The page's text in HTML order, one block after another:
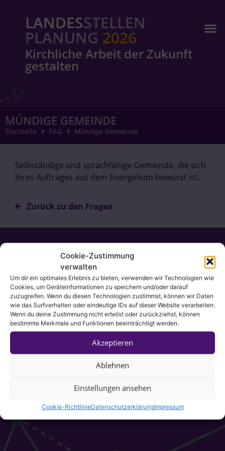
Cookie-Zustimmung
verwalten
Um dir ein optimales Erlebnis zu bieten, verwenden wir Technologien wie
Cookies, um Geräteinformationen zu speichern und/oder darauf
zuzugreifen. Wenn du diesen Technologien zustimmst, können wir Daten
wie das Surfverhalten oder eindeutige IDs auf dieser Website verarbeiten.
Wenn du deine Zustimmung nicht erteilst oder zurückziehst, können
bestimmte Merkmale und Funktionen beeinträchtigt werden.
Akzeptieren
Ablehnen
Einstellungen ansehen
Cookie-RichtlinieDatenschutzerklärungImpressum
LANDESSTELLEN
PLANUNG 2026
Kirchliche Arbeit der Zukunft
gestalten
MÜNDIGE GEMEINDE
Startseite FAQ Mündige Gemeinde
Selbständige und sprachfähige Gemeinde, die sich
ihres Auftrages aus dem Evangelium bewusst ist.
Zurück zu den Fragen